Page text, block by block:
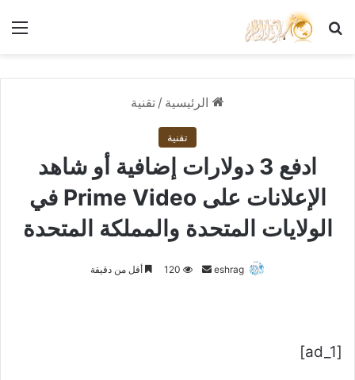
بحث عن
الرئيسية / تقنية
تقنية
ادفع 3 دولارات إضافية أو شاهد
الإعلانات على Prime Video في
الولايات المتحدة والمملكة المتحدة
eshrag
أرسل 120 أقل من دقيقة
[ad_1]